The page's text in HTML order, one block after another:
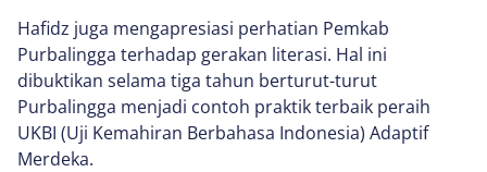
Hafidz juga mengapresiasi perhatian Pemkab
Purbalingga terhadap gerakan literasi. Hal ini
dibuktikan selama tiga tahun berturut-turut
Purbalingga menjadi contoh praktik terbaik peraih
UKBI (Uji Kemahiran Berbahasa Indonesia) Adaptif
Merdeka.